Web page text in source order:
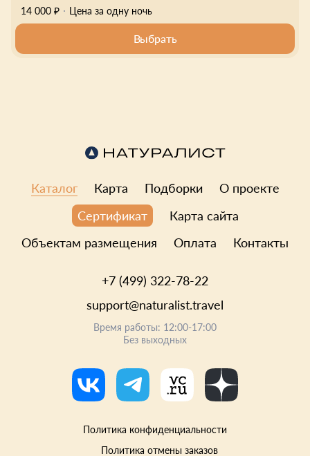
14 000 ₽
Цена за одну ночь
Выбрать
Каталог Карта Подборки
О проекте
Сертификат
Карта сайта
Объектам размещения
Оплата Контакты
+7 (499) 322-78-22
support@naturalist.travel
Время работы: 12:00-17:00
Без выходных
Политика конфиденциальности
Политика отмены заказов